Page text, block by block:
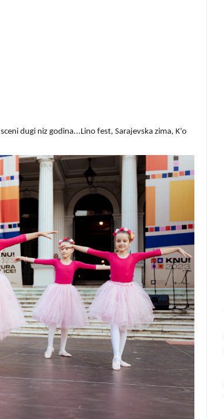
dugi niz godina...Lino fest, Sarajevska zima, K'o